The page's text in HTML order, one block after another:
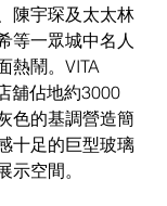
陳宇琛及太太林
等一眾城中名人
熱鬧。VITA
舖佔地約3000
色的基調營造簡
十足的巨型玻璃
示空間。